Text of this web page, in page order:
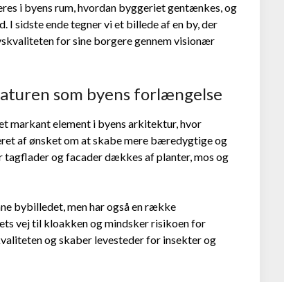
i byens rum, hvordan byggeriet gentænkes, og
I sidste ende tegner vi et billede af en by, der
for sine borgere gennem visionær
som byens forlængelse
markant element i byens arkitektur, hvor
af ønsket om at skabe mere bæredygtige og
tagflader og facader dækkes af planter, mos og
bybilledet, men har også en række
vej til kloakken og mindsker risikoen for
og skaber levesteder for insekter og